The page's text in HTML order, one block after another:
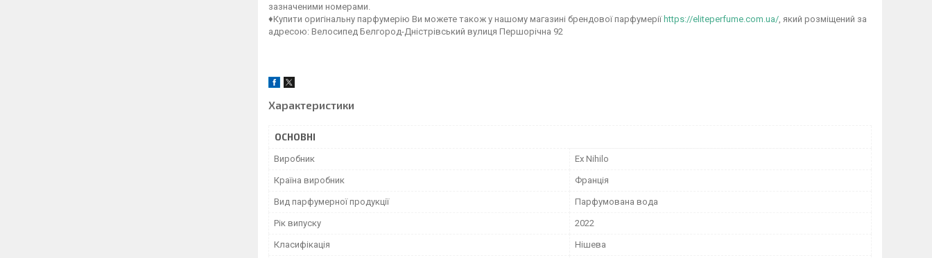
зазначеними номерами.
♦Купити оригінальну парфумерію Ви можете також у нашому магазині брендової парфумерії https://eliteperfume.com.ua/, який розміщений за
адресою: Велосипед Белгород-Дністрівський вулиця Першорічна 92
Характеристики
ОСНОВНІ
Виробник Ex Nihilo
Країна виробник Франція
Вид парфумерної продукції Парфумована вода
Рік випуску 2022
Класифікація Нішева